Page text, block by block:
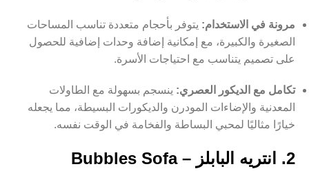
مرونة في الاستخدام: يتوفر بأحجام متعددة تناسب المساحات
الصغيرة والكبيرة، مع إمكانية إضافة وحدات إضافية للحصول
على تصميم يتناسب مع احتياجات الأسرة.
تكامل مع الديكور العصري: ينسجم بسهولة مع الطاولات
المعدنية والإضاءات المودرن والديكورات البسيطة، مما يجعله
خيارًا مثاليًا لمحبي البساطة والفخامة في الوقت نفسه.
2. انتريه البابلز – Bubbles Sofa